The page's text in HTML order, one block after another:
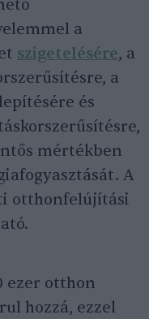
a
szigetelésére, a
a
és
mértékben
A
otthonfelújítási
ezer otthon
hozzá, ezzel